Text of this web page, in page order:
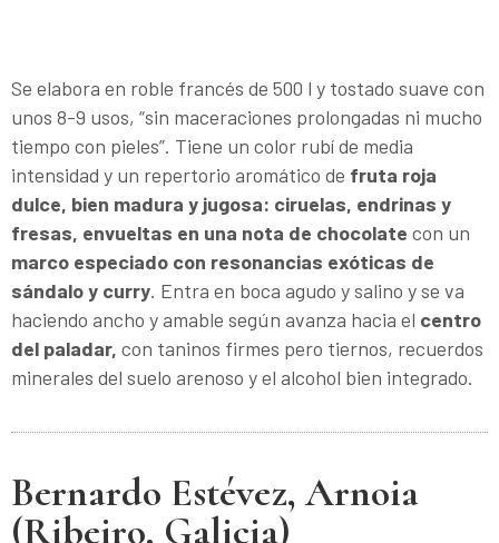
Se elabora en roble francés de 500 l y tostado suave con
unos 8-9 usos, “sin maceraciones prolongadas ni mucho
tiempo con pieles”. Tiene un color rubí de media
intensidad y un repertorio aromático de fruta roja
dulce, bien madura y jugosa: ciruelas, endrinas y
fresas, envueltas en una nota de chocolate con un
marco especiado con resonancias exóticas de
sándalo y curry. Entra en boca agudo y salino y se va
haciendo ancho y amable según avanza hacia el centro
del paladar, con taninos firmes pero tiernos, recuerdos
minerales del suelo arenoso y el alcohol bien integrado.
Bernardo Estévez, Arnoia
(Ribeiro, Galicia)